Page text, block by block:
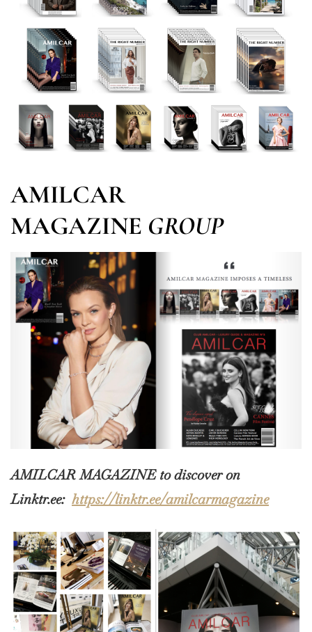
AMILCAR
MAGAZINE GROUP
AMILCAR MAGAZINE to discover on
Linktr.ee: https://linktr.ee/amilcarmagazine